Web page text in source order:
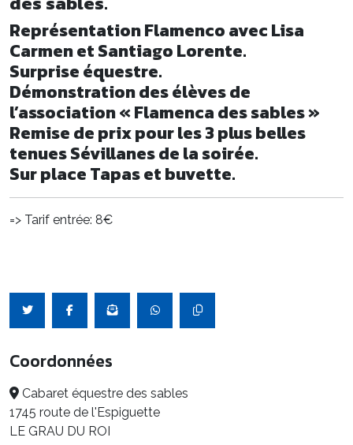
Représentation Flamenco avec Lisa
Carmen et Santiago Lorente.
Surprise équestre.
Démonstration des élèves de
l’association « Flamenca des sables »
Remise de prix pour les 3 plus belles
tenues Sévillanes de la soirée.
Sur place Tapas et buvette.
=> Tarif entrée: 8€
Coordonnées
Cabaret équestre des sables
1745 route de l'Espiguette
LE GRAU DU ROI